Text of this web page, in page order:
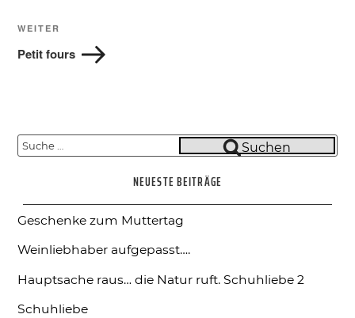
Nächster
Beitrag
WEITER
Petit fours
Suche
Suchen
NEUESTE BEITRÄGE
Geschenke zum Muttertag
Weinliebhaber aufgepasst….
Hauptsache raus… die Natur ruft. Schuhliebe 2
Schuhliebe